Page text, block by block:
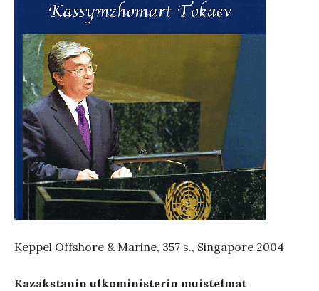
Keppel Offshore & Marine, 357 s., Singapore 2004
Kazakstanin ulkoministerin muistelmat